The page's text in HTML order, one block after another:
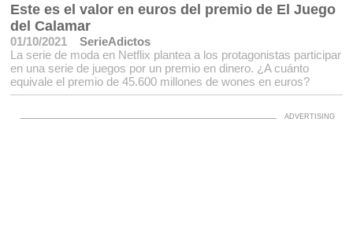
Este es el valor en euros del premio de El Juego
del Calamar
01/10/2021
SerieAdictos
La serie de moda en Netflix plantea a los protagonistas participar
en una serie de juegos por un premio en dinero. ¿A cuánto
equivale el premio de 45.600 millones de wones en euros?